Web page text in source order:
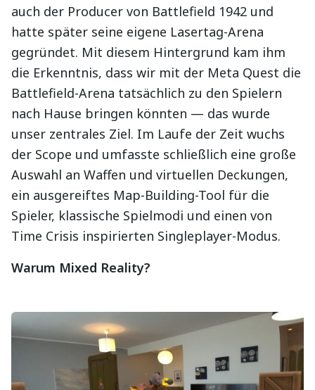
auch der Producer von Battlefield 1942 und
hatte später seine eigene Lasertag-Arena
gegründet. Mit diesem Hintergrund kam ihm
die Erkenntnis, dass wir mit der Meta Quest die
Battlefield-Arena tatsächlich zu den Spielern
nach Hause bringen könnten — das wurde
unser zentrales Ziel. Im Laufe der Zeit wuchs
der Scope und umfasste schließlich eine große
Auswahl an Waffen und virtuellen Deckungen,
ein ausgereiftes Map-Building-Tool für die
Spieler, klassische Spielmodi und einen von
Time Crisis inspirierten Singleplayer-Modus.
Warum Mixed Reality?